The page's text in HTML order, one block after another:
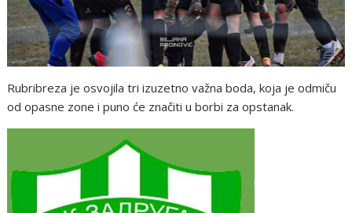
Rubribreza je osvojila tri izuzetno važna boda, koja je odmiču
od opasne zone i puno će značiti u borbi za opstanak.